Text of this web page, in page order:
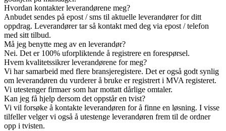
Hvordan kontakter leverandørene meg?
Anbudet sendes på epost / sms til aktuelle leverandører for ditt
oppdrag. Leverandører tar så kontakt med deg via epost / telefon
med sitt tilbud.
Må jeg benytte meg av en leverandør?
Nei. Det er 100% uforpliktende å registrere en forespørsel.
Hvem kvalitetssikrer leverandørene for meg?
Vi har samarbeid med flere bransjeregistere. Det er også godt synlig
om leverandøren du vurderer å bruke er registrert i MVA registeret.
Vi utestenger firmaer som har mottatt dårlige omtaler.
Kan jeg få hjelp dersom det oppstår en tvist?
Vi vil forsøke å kontakte leverandøren for å finne en løsning. I visse
tilfeller velger vi også å utestenge leverandøren frem til de ordner
opp i tvisten.